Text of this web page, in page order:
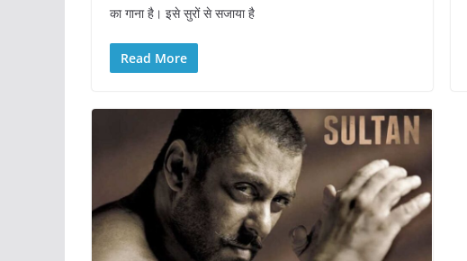
का गाना है। इसे सुरों से सजाया है
Read More